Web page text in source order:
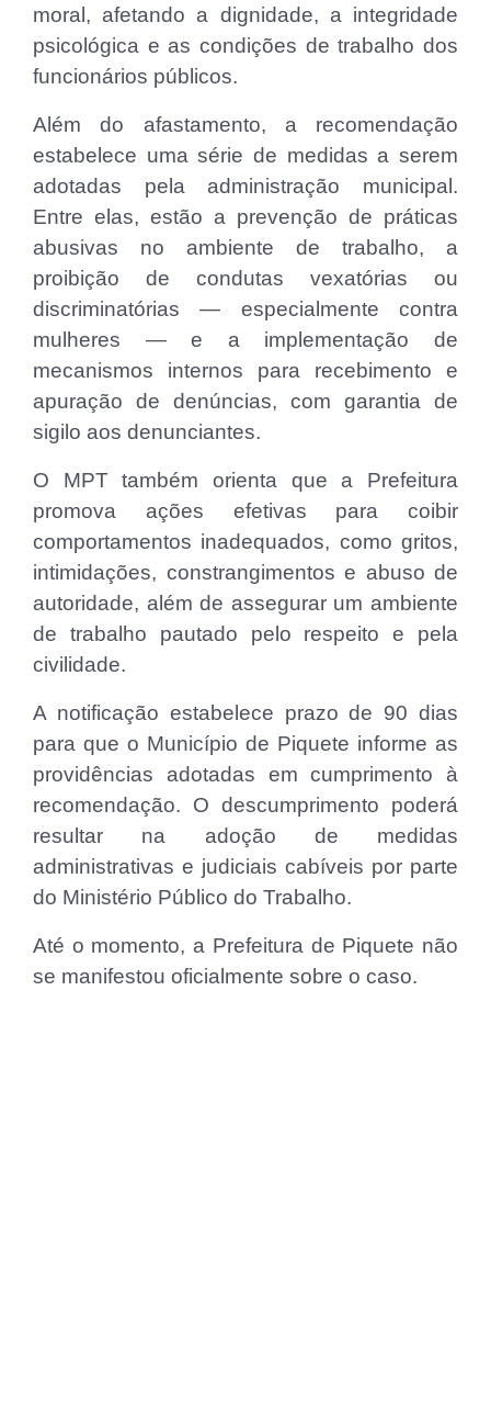
moral, afetando a dignidade, a integridade
psicológica e as condições de trabalho dos
funcionários públicos.
Além do afastamento, a recomendação
estabelece uma série de medidas a serem
adotadas pela administração municipal.
Entre elas, estão a prevenção de práticas
abusivas no ambiente de trabalho, a
proibição de condutas vexatórias ou
discriminatórias — especialmente contra
mulheres — e a implementação de
mecanismos internos para recebimento e
apuração de denúncias, com garantia de
sigilo aos denunciantes.
O MPT também orienta que a Prefeitura
promova ações efetivas para coibir
comportamentos inadequados, como gritos,
intimidações, constrangimentos e abuso de
autoridade, além de assegurar um ambiente
de trabalho pautado pelo respeito e pela
civilidade.
A notificação estabelece prazo de 90 dias
para que o Município de Piquete informe as
providências adotadas em cumprimento à
recomendação. O descumprimento poderá
resultar na adoção de medidas
administrativas e judiciais cabíveis por parte
do Ministério Público do Trabalho.
Até o momento, a Prefeitura de Piquete não
se manifestou oficialmente sobre o caso.